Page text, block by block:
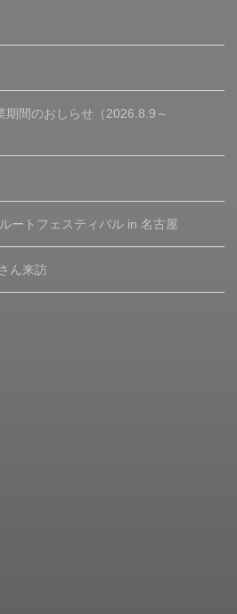
間のおしらせ（2026.8.9～
ートフェスティバル in 名古屋
ん来訪